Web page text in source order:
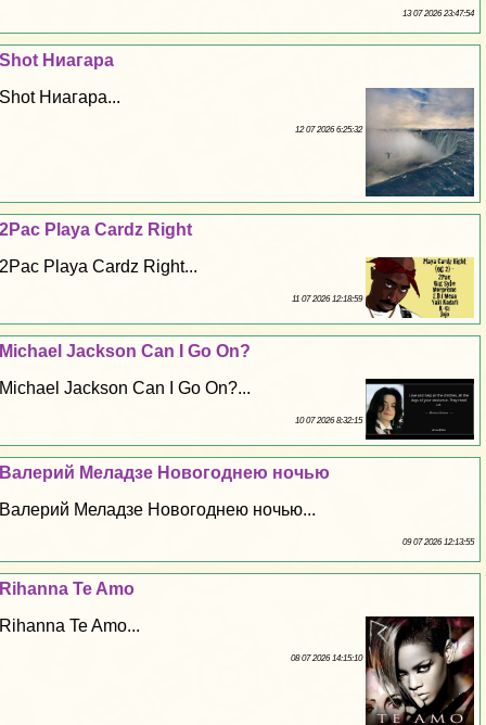
13 07 2026 23:47:54
Shot Ниагара
Shot Ниагара...
12 07 2026 6:25:32
2Pac Playa Cardz Right
2Pac Playa Cardz Right...
11 07 2026 12:18:59
Michael Jackson Can I Go On?
Michael Jackson Can I Go On?...
10 07 2026 8:32:15
Валерий Меладзе Новогоднею ночью
Валерий Меладзе Новогоднею ночью...
09 07 2026 12:13:55
Rihanna Te Amo
Rihanna Te Amo...
08 07 2026 14:15:10